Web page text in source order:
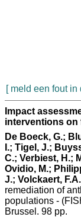
[ meld een fout in
Impact
interventions on
De Boeck, G.;
I.; Tigel, J.;
C.; Verbiest, H.;
Ovidio, M.;
J.; Volckaert,
remediation of
populations -
Brussel. 98 pp.